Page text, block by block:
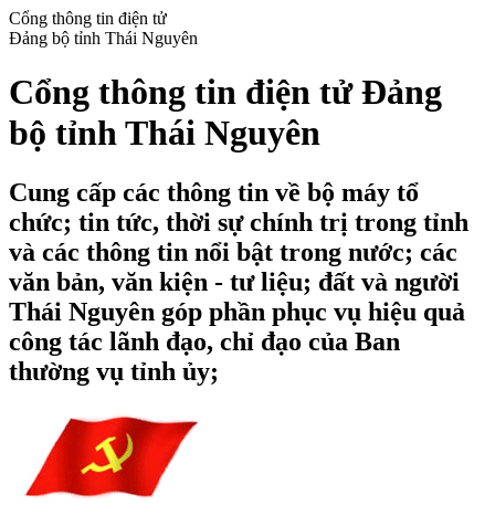
Cổng thông tin điện tử
Đảng bộ tỉnh Thái Nguyên
Cổng thông tin điện tử Đảng
bộ tỉnh Thái Nguyên
Cung cấp các thông tin về bộ máy tổ
chức; tin tức, thời sự chính trị trong tỉnh
và các thông tin nổi bật trong nước; các
văn bản, văn kiện - tư liệu; đất và người
Thái Nguyên góp phần phục vụ hiệu quả
công tác lãnh đạo, chỉ đạo của Ban
thường vụ tỉnh ủy;